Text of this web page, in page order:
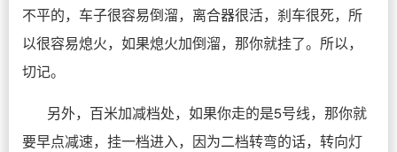
不平的，车子很容易倒溜，离合器很活，刹车很死，所
以很容易熄火，如果熄火加倒溜，那你就挂了。所以，
切记。
另外，百米加减档处，如果你走的是5号线，那你就
要早点减速，挂一档进入，因为二档转弯的话，转向灯